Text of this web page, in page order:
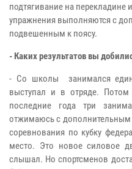
подтягивание на перекладине
упражнения выполняются с
подвешенным к поясу.
- Каких результатов вы
- Со школы занимался
выступал и в отряде.
последние года три
отжимаюсь с дополнительным
соревнования по кубку
место. Это новое силовое
слышал. Но спортсменов